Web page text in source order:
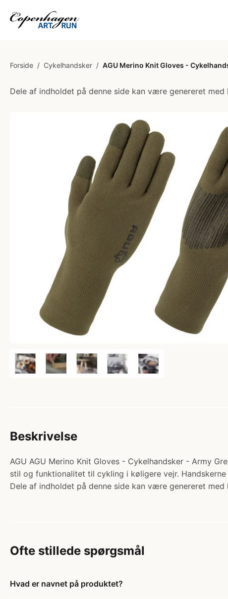
Forside / Cykelhandsker / AGU Merino Knit Gloves -
Dele af indholdet på denne side kan være genereret
Beskrivelse
AGU AGU Merino Knit Gloves - Cykelhandsker - Army
stil og funktionalitet til cykling i køligere vejr.
Dele af indholdet på denne side kan være genereret
Ofte stillede spørgsmål
Hvad er navnet på produktet?